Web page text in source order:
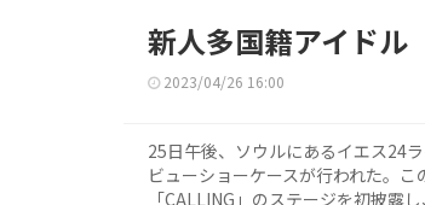
新人多国籍アイドル
2023/04/26 16:00
25日午後、ソウルにあるイエス24
ビューショーケースが行われた。
「CALLING」のステージを初披露